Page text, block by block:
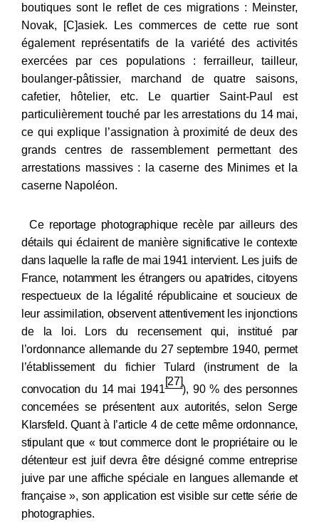
boutiques sont le reflet de ces migrations : Meinster,
Novak, [C]asiek. Les commerces de cette rue sont
également représentatifs de la variété des activités
exercées par ces populations : ferrailleur, tailleur,
boulanger-pâtissier, marchand de quatre saisons,
cafetier, hôtelier, etc. Le quartier Saint-Paul est
particulièrement touché par les arrestations du 14 mai,
ce qui explique l’assignation à proximité de deux des
grands centres de rassemblement permettant des
arrestations massives : la caserne des Minimes et la
caserne Napoléon.
Ce reportage photographique recèle par ailleurs des
détails qui éclairent de manière significative le contexte
dans laquelle la rafle de mai 1941 intervient. Les juifs de
France, notamment les étrangers ou apatrides, citoyens
respectueux de la légalité républicaine et soucieux de
leur assimilation, observent attentivement les injonctions
de la loi. Lors du recensement qui, institué par
l’ordonnance allemande du 27 septembre 1940, permet
l’établissement du fichier Tulard (instrument de la
convocation du 14 mai 1941
[27]
), 90 % des personnes
concernées se présentent aux autorités, selon Serge
Klarsfeld. Quant à l’article 4 de cette même ordonnance,
stipulant que « tout commerce dont le propriétaire ou le
détenteur est juif devra être désigné comme entreprise
juive par une affiche spéciale en langues allemande et
française », son application est visible sur cette série de
photographies.